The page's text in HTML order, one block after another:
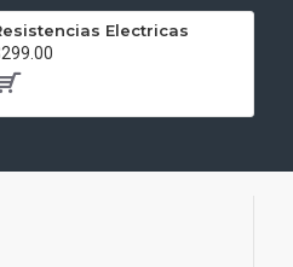
Electricas